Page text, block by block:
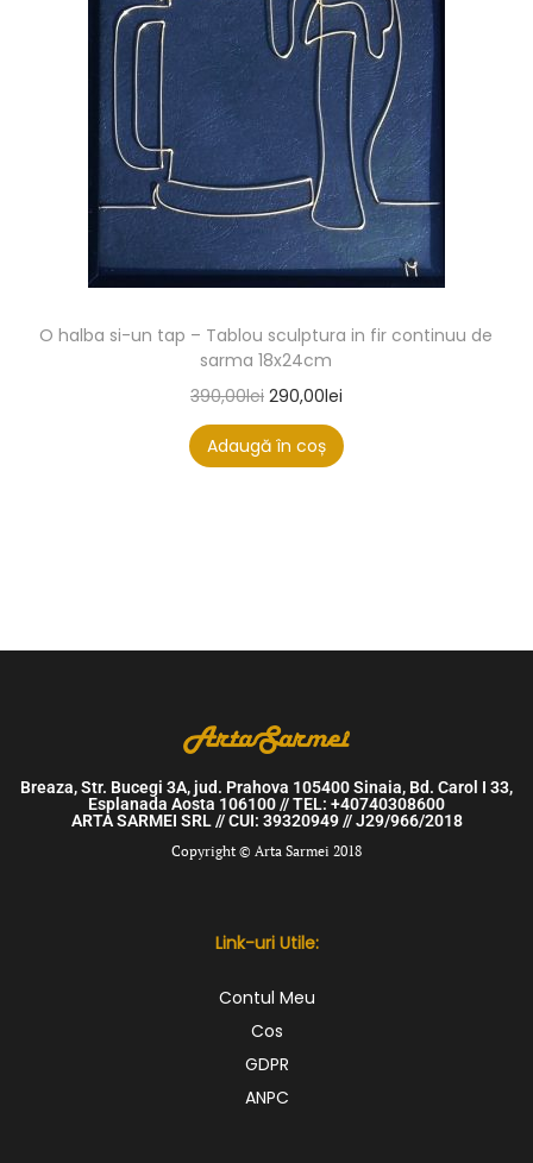
O halba si-un tap – Tablou sculptura in fir continuu de
sarma 18x24cm
390,00lei 290,00lei
Adaugă în coș
Breaza, Str. Bucegi 3A, jud. Prahova 105400 Sinaia, Bd. Carol I 33,
Esplanada Aosta 106100 // TEL: +40740308600
ARTA SARMEI SRL // CUI: 39320949 // J29/966/2018
Copyright © Arta Sarmei 2018
Link-uri Utile:
Contul Meu
Cos
GDPR
ANPC